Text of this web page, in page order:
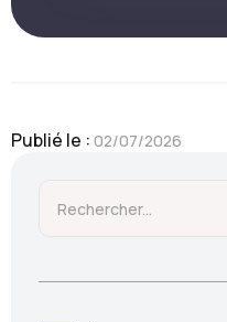
Publié le : 02/07/2026